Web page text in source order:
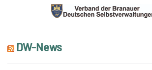
DW-News